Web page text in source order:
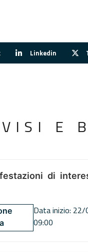
Linkedin
E
di
Data inizio:
09:00